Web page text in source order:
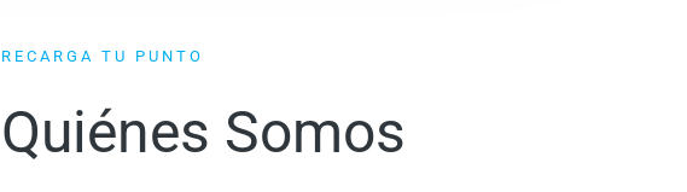
RECARGA TU PUNTO
Quiénes Somos